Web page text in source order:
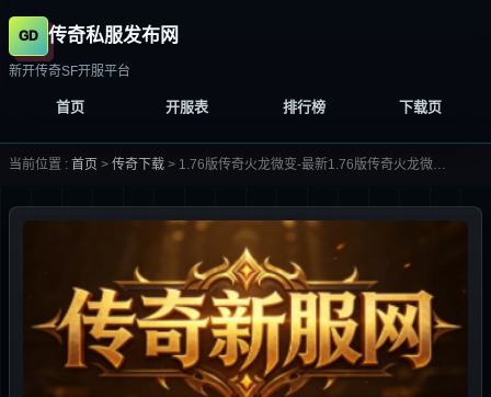
传奇私服发布网
新开传奇SF开服平台
首页 开服表 排行榜 下载页
当前位置 : 首页 > 传奇下载 > 1.76版传奇火龙微变-最新1.76版传奇火龙微变合集大全-